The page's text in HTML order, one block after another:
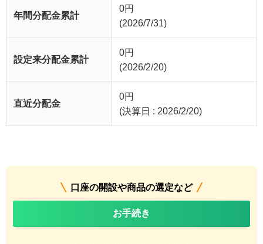
年間分配金累計
0円
(2026/7/31)
設定来分配金累計
0円
(2026/2/20)
直近分配金
0円
(決算日 : 2026/2/20)
口座の開設や商品の選定など
お手続き